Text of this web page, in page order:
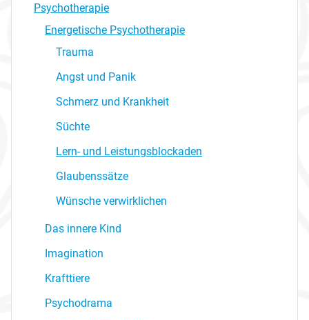
Psychotherapie
Energetische Psychotherapie
Trauma
Angst und Panik
Schmerz und Krankheit
Süchte
Lern- und Leistungsblockaden
Glaubenssätze
Wünsche verwirklichen
Das innere Kind
Imagination
Krafttiere
Psychodrama